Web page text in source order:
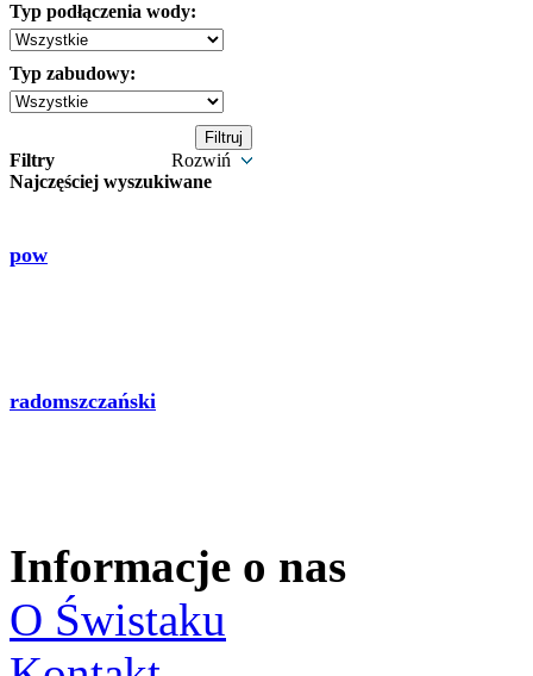
Typ podłączenia wody:
Typ zabudowy:
Filtry
Rozwiń
Najczęściej wyszukiwane
pow
radomszczański
Informacje o nas
O Świstaku